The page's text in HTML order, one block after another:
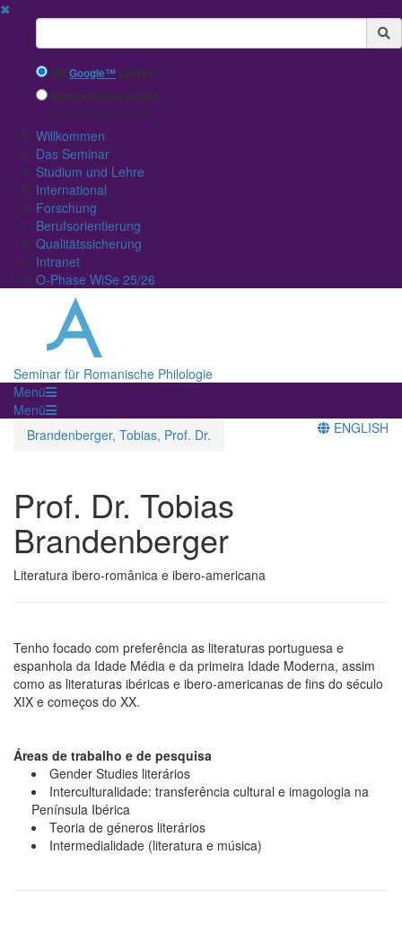
✖
Suchbegriff
MitGoogle™ suchen
Interne Suche nutzen
(eingeschränkte Ergebnisqualität)
Willkommen
Das Seminar
Studium und Lehre
International
Forschung
Berufsorientierung
Qualitätssicherung
Intranet
O-Phase WiSe 25/26
Seminar für Romanische Philologie
Menü
Menü
Brandenberger, Tobias, Prof. Dr.
ENGLISH
Prof. Dr. Tobias
Brandenberger
Literatura ibero-românica e ibero-americana
Tenho focado com preferência as literaturas portuguesa e
espanhola da Idade Média e da primeira Idade Moderna, assim
como as literaturas ibéricas e ibero-americanas de fins do século
XIX e começos do XX.
Áreas de trabalho e de pesquisa
Gender Studies literários
Interculturalidade: transferência cultural e imagologia na
Península Ibérica
Teoria de géneros literários
Intermedialidade (literatura e música)